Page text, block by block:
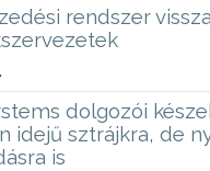
rendszer
dolgozói
idejű sztrájkra, de
is